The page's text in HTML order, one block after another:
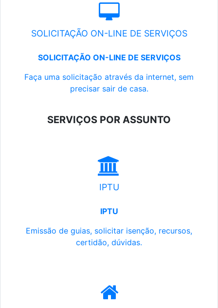
SOLICITAÇÃO ON-LINE DE SERVIÇOS
SOLICITAÇÃO ON-LINE DE SERVIÇOS
Faça uma solicitação através da internet, sem
precisar sair de casa.
SERVIÇOS POR ASSUNTO
IPTU
IPTU
Emissão de guias, solicitar isenção, recursos,
certidão, dúvidas.